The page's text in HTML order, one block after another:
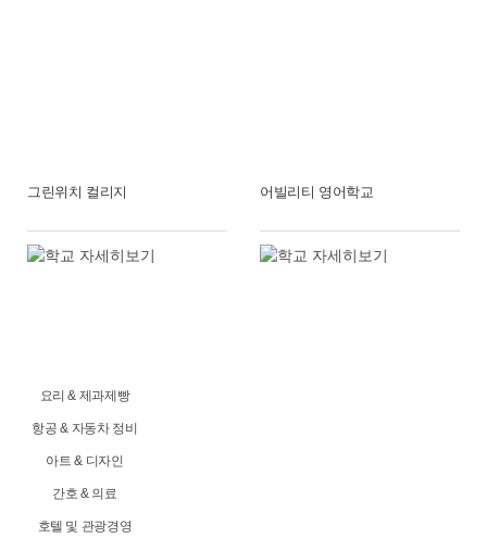
그린위치 컬리지 어빌리티 영어학교
요리 & 제과제빵
항공 & 자동차 정비
아트 & 디자인
간호 & 의료
호텔 및 관광경영